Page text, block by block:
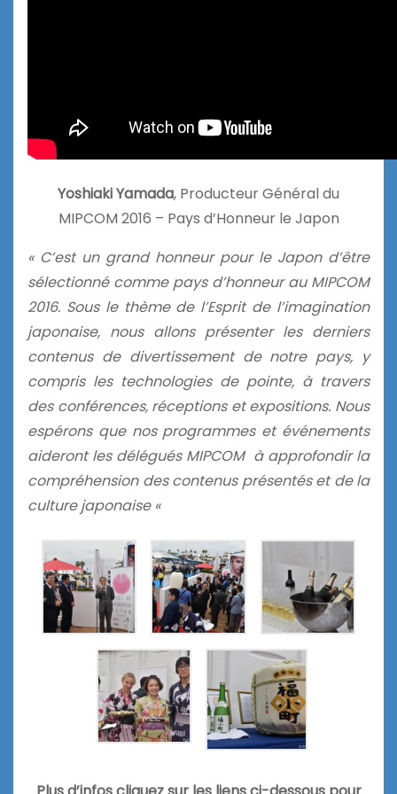
Yoshiaki Yamada, Producteur Général du
MIPCOM 2016 – Pays d’Honneur le Japon
« C’est un grand honneur pour le Japon d’être
sélectionné comme pays d’honneur au MIPCOM
2016. Sous le thème de l’Esprit de l’imagination
japonaise, nous allons présenter les derniers
contenus de divertissement de notre pays, y
compris les technologies de pointe, à travers
des conférences, réceptions et expositions. Nous
espérons que nos programmes et événements
aideront les délégués MIPCOM à approfondir la
compréhension des contenus présentés et de la
culture japonaise «